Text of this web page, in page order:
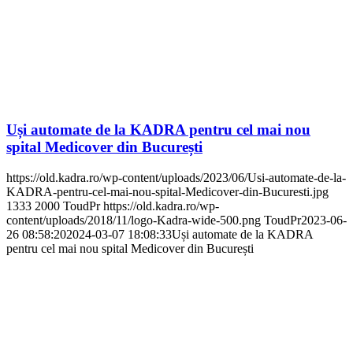
Uși automate de la KADRA pentru cel mai nou
spital Medicover din București
https://old.kadra.ro/wp-content/uploads/2023/06/Usi-automate-de-la-
KADRA-pentru-cel-mai-nou-spital-Medicover-din-Bucuresti.jpg
1333 2000 ToudPr https://old.kadra.ro/wp-
content/uploads/2018/11/logo-Kadra-wide-500.png ToudPr2023-06-
26 08:58:202024-03-07 18:08:33Uși automate de la KADRA
pentru cel mai nou spital Medicover din București